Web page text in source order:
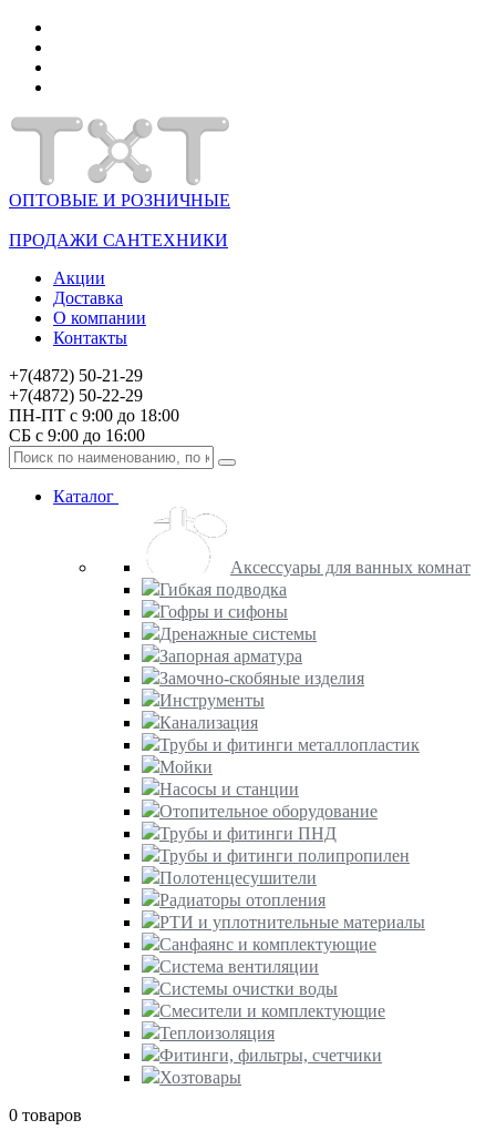
ОПТОВЫЕ И РОЗНИЧНЫЕ
ПРОДАЖИ САНТЕХНИКИ
Акции
Доставка
О компании
Контакты
+7(4872) 50-21-29
+7(4872) 50-22-29
ПН-ПТ с 9:00 до 18:00
СБ с 9:00 до 16:00
Каталог
Аксессуары для ванных комнат
Гибкая подводка
Гофры и сифоны
Дренажные системы
Запорная арматура
Замочно-скобяные изделия
Инструменты
Канализация
Трубы и фитинги металлопластик
Мойки
Насосы и станции
Отопительное оборудование
Трубы и фитинги ПНД
Трубы и фитинги полипропилен
Полотенцесушители
Радиаторы отопления
РТИ и уплотнительные материалы
Санфаянс и комплектующие
Система вентиляции
Системы очистки воды
Смесители и комплектующие
Теплоизоляция
Фитинги, фильтры, счетчики
Хозтовары
0 товаров